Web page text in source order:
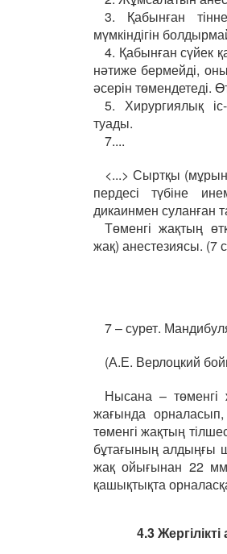
3. Қабынған
мүмкіндігін
4. Қабынған сүйек
нәтиже бермейді,
әсерін төмендетеді.
5. Хирургиялық
туады.
7....
<...> Сыртқы (мұрын
пердесі түбіне
дикаинмен суланған
Төменгі жақтың
жақ) анестезиясы. (7
7 – сурет.
(А.Е. Верлоцкий
Нысана – төменгі
жағында
төменгі жақтың
бұтағының алдыңғы
жақ ойығынан 22
қашықтықта
4.3